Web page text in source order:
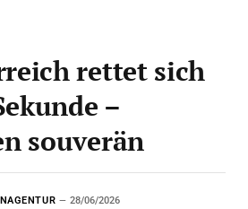
rettet sich
–
souverän
28/06/2026